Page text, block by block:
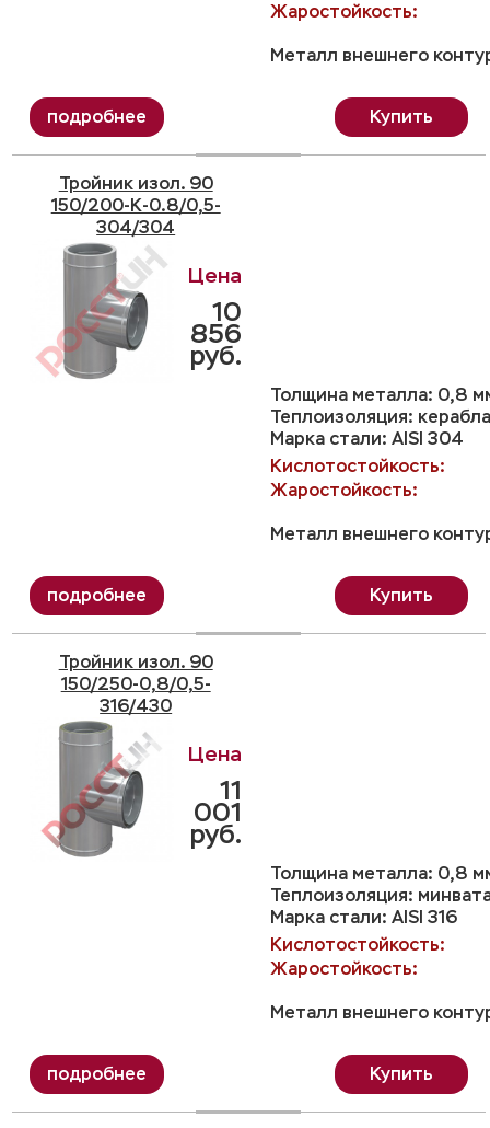
Жаростойкость:
Металл внешнего
Купить
Тройник изол. 90
150/200-K-0.8/0,5-
304/304
Толщина металла: 0,8
Теплоизоляция:
Марка стали: AISI 304
Кислотостойкость:
Жаростойкость:
Металл внешнего
10
856
руб.
Купить
Тройник изол. 90
150/250-0,8/0,5-
316/430
Толщина металла: 0,8
Теплоизоляция:
Марка стали: AISI 316
Кислотостойкость:
Жаростойкость:
Металл внешнего
11
001
руб.
Купить